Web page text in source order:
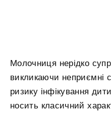
Молочниця нерідко
викликаючи неприємні
ризику інфікування
носить класичний